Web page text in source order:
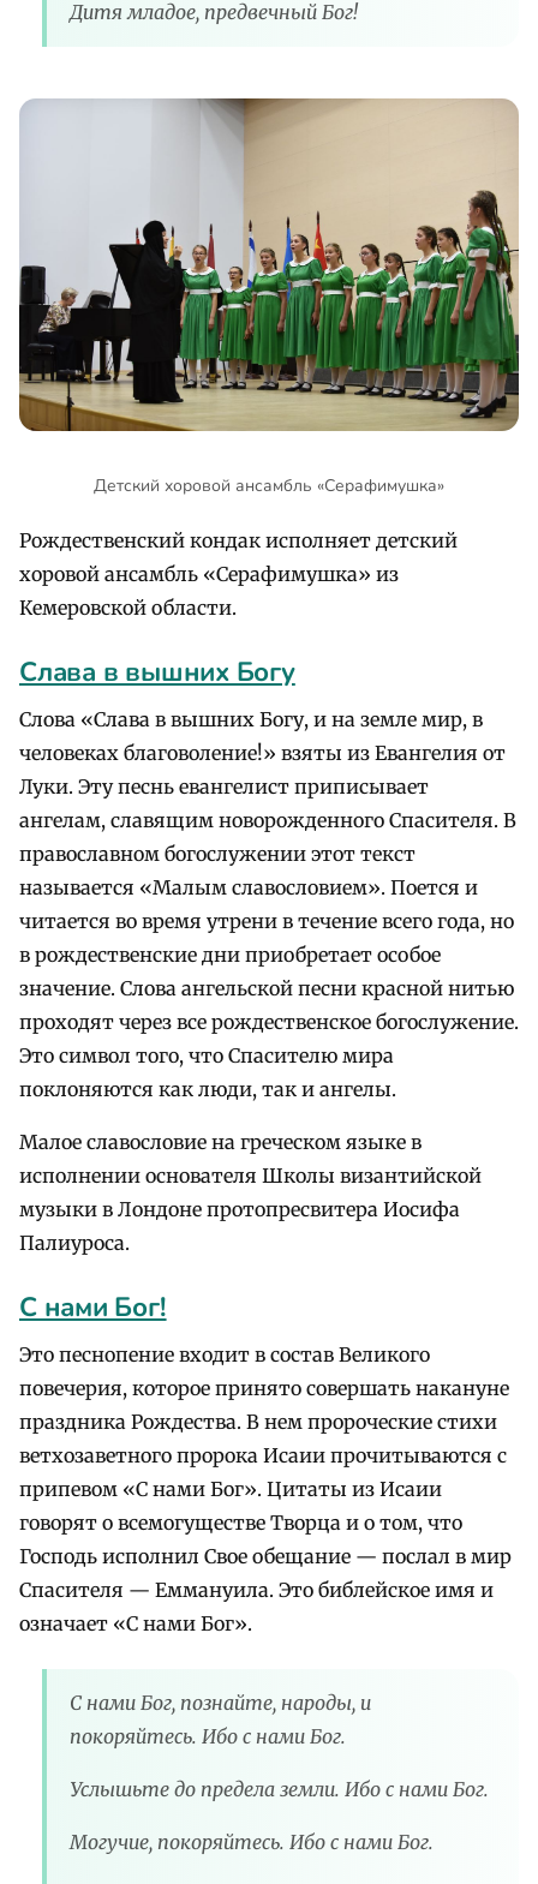
Дитя младое, предвечный Бог!
Детский хоровой ансамбль «Серафимушка»
Рождественский кондак исполняет детский
хоровой ансамбль «Серафимушка» из
Кемеровской области.
Слава в вышних Богу
Слова «Слава в вышних Богу, и на земле мир, в
человеках благоволение!» взяты из Евангелия от
Луки. Эту песнь евангелист приписывает
ангелам, славящим новорожденного Спасителя. В
православном богослужении этот текст
называется «Малым славословием». Поется и
читается во время утрени в течение всего года, но
в рождественские дни приобретает особое
значение. Слова ангельской песни красной нитью
проходят через все рождественское богослужение.
Это символ того, что Спасителю мира
поклоняются как люди, так и ангелы.
Малое славословие на греческом языке в
исполнении основателя Школы византийской
музыки в Лондоне протопресвитера Иосифа
Палиуроса.
С нами Бог!
Это песнопение входит в состав Великого
повечерия, которое принято совершать накануне
праздника Рождества. В нем пророческие стихи
ветхозаветного пророка Исаии прочитываются с
припевом «С нами Бог». Цитаты из Исаии
говорят о всемогуществе Творца и о том, что
Господь исполнил Свое обещание — послал в мир
Спасителя — Еммануила. Это библейское имя и
означает «С нами Бог».
С нами Бог, познайте, народы, и
покоряйтесь. Ибо с нами Бог.
Услышьте до предела земли. Ибо с нами Бог.
Могучие, покоряйтесь. Ибо с нами Бог.